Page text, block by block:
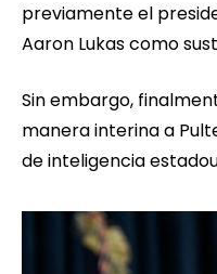
previamente el
Aaron Lukas como
Sin embargo,
manera interina a
de inteligencia